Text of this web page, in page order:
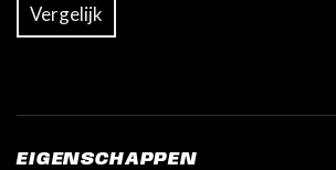
Vergelijk
EIGENSCHAPPEN